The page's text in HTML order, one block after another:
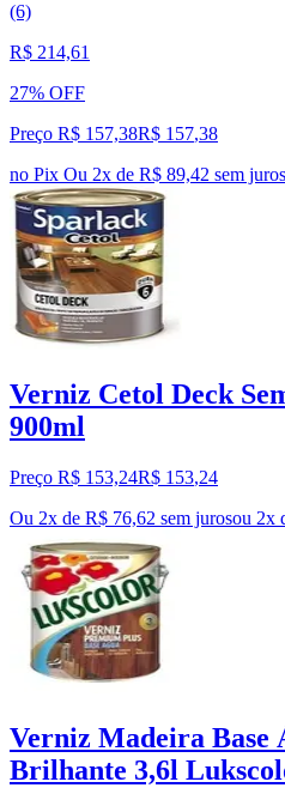
(6)
R$ 214,61
27% OFF
Preço R$ 157,38R$ 157,38
no Pix Ou 2x de R$ 89,42 sem juros
Verniz Cetol Deck
900ml
Preço R$ 153,24R$ 153,24
Ou 2x de R$ 76,62 sem jurosou 2x
Verniz Madeira Base
Brilhante 3,6l